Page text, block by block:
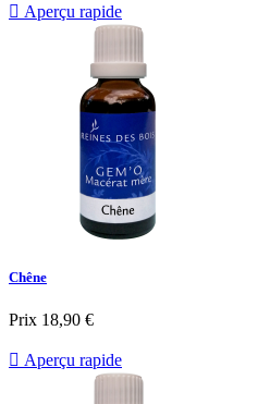
 Aperçu rapide
Chêne
Prix 18,90 €
 Aperçu rapide